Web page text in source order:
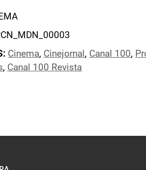
Cinema, Cinejornal , Canal 100,
, Canal 100 Revista